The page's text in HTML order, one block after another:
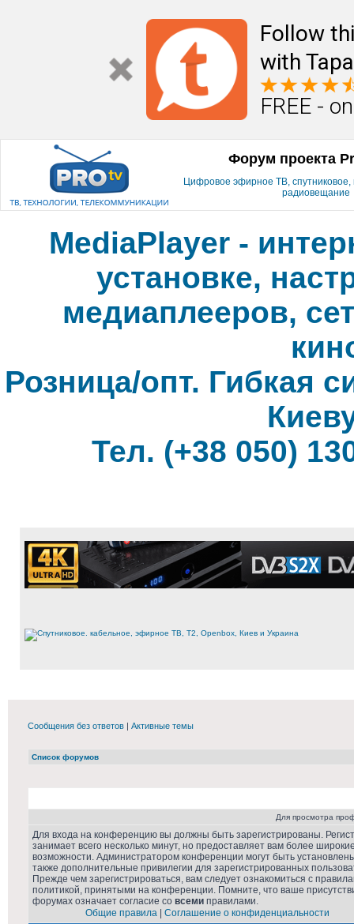
Follow
with
FREE -
Форум проекта
Цифровое эфирное ТВ, спутниковое,
радиовещание
MediaPlayer -
установке,
медиаплееров,
Розница/опт. Гибкая
Тел. (+38 050)
Сообщения без ответов | Активные темы
Список форумов
Для просмотра
Для входа на конференцию вы должны быть зарегистрированы.
занимает всего несколько минут, но предоставляет вам более
возможности. Администратором конференции могут быть
также дополнительные привилегии для зарегистрированных
Прежде чем зарегистрироваться, вам следует ознакомиться с
политикой, принятыми на конференции. Помните, что ваше
форумах означает согласие со всеми правилами.
Общие правила
Соглашение о конфиденциальности